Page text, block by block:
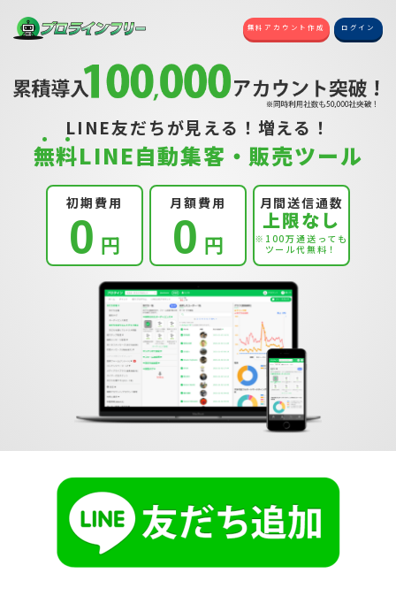
無料アカウント作成 ログイン
LINE友だちが見える！増える！
無料LINE自動集客・販売ツール
初期費用
0 円
月額費用
0 円
月間送信通数
上限なし
※100万通送っても
ツール代無料！